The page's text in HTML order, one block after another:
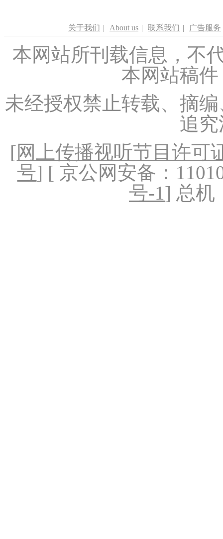
关于我们 | About us | 联系我们 | 广告服务
本网站所刊载信息，不
本网站稿
未经授权禁止转载、摘
追
[网上传播视听节目许可
号] [ 京公网安备：
号-1] 总机